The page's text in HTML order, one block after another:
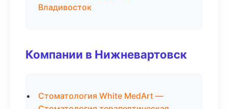
Владивосток
Компании в Нижневартовск
Стоматология White MedArt —